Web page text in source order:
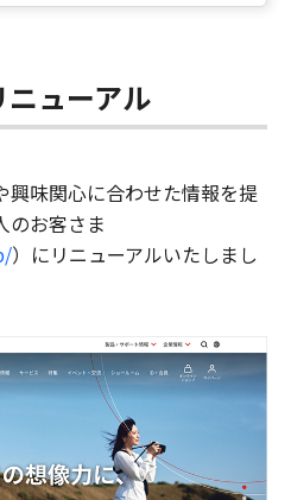
ューアル
興味関心に合わせた情報を提
のお客さま
）にリニューアルいたしまし